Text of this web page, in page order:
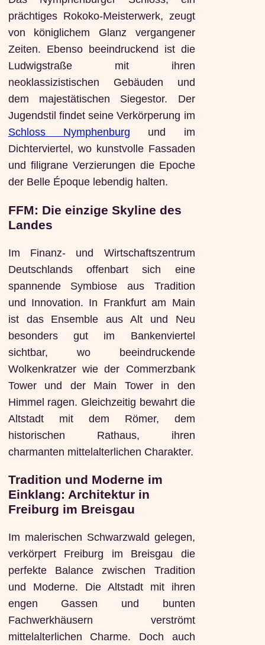
prächtiges Rokoko-Meisterwerk, zeugt
von königlichem Glanz vergangener
Zeiten. Ebenso beeindruckend ist die
Ludwigstraße mit ihren
neoklassizistischen Gebäuden und
dem majestätischen Siegestor. Der
Jugendstil findet seine Verkörperung im
Schloss Nymphenburg und im
Dichterviertel, wo kunstvolle Fassaden
und filigrane Verzierungen die Epoche
der Belle Époque lebendig halten.
FFM: Die einzige Skyline des
Landes
Im Finanz- und Wirtschaftszentrum
Deutschlands offenbart sich eine
spannende Symbiose aus Tradition
und Innovation. In Frankfurt am Main
ist das Ensemble aus Alt und Neu
besonders gut im Bankenviertel
sichtbar, wo beeindruckende
Wolkenkratzer wie der Commerzbank
Tower und der Main Tower in den
Himmel ragen. Gleichzeitig bewahrt die
Altstadt mit dem Römer, dem
historischen Rathaus, ihren
charmanten mittelalterlichen Charakter.
Tradition und Moderne im
Einklang: Architektur in
Freiburg im Breisgau
Im malerischen Schwarzwald gelegen,
verkörpert Freiburg im Breisgau die
perfekte Balance zwischen Tradition
und Moderne. Die Altstadt mit ihren
engen Gassen und bunten
Fachwerkhäusern verströmt
mittelalterlichen Charme. Doch auch